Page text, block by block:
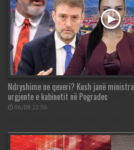
Ndryshime ne qeveri? Kush janë
urgjente e kabinetit në Pogradec
06/08 22:56